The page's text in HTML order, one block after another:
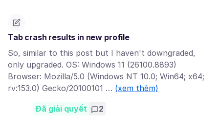
Tab crash results in new profile
So, similar to this post but I haven't downgraded,
only upgraded. OS: Windows 11 (26100.8893)
Browser: Mozilla/5.0 (Windows NT 10.0; Win64; x64;
rv:153.0) Gecko/20100101 … (xem thêm)
Đã giải quyết 2